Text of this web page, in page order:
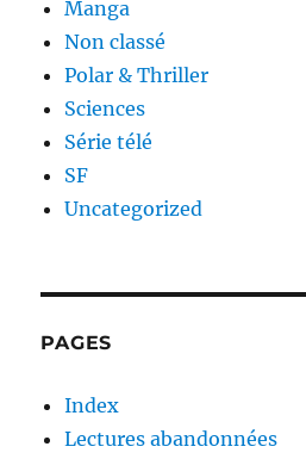
Manga
Non classé
Polar & Thriller
Sciences
Série télé
SF
Uncategorized
PAGES
Index
Lectures abandonnées